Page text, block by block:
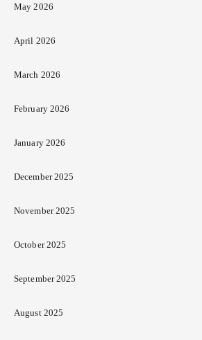
May 2026
April 2026
March 2026
February 2026
January 2026
December 2025
November 2025
October 2025
September 2025
August 2025